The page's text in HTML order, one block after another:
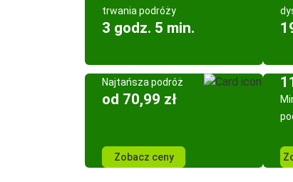
trwania podróży
3 godz. 5 min.
Najtańsza podróż
od 70,99 zł
Zobacz ceny